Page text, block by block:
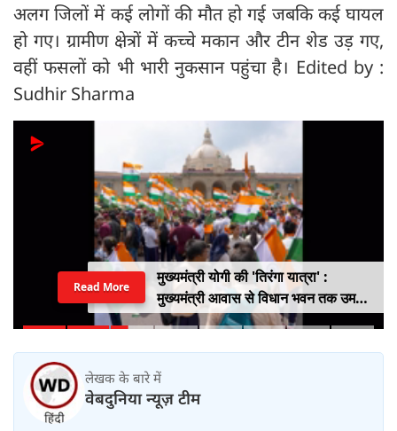
अलग जिलों में कई लोगों की मौत हो गई जबकि कई घायल
हो गए। ग्रामीण क्षेत्रों में कच्चे मकान और टीन शेड उड़ गए,
वहीं फसलों को भी भारी नुकसान पहुंचा है। Edited by :
Sudhir Sharma
मुख्यमंत्री योगी की 'तिरंगा यात्रा' :
मुख्यमंत्री आवास से विधान भवन तक उमड़ा
युवाओं का सैलाब
Read More
लेखक के बारे में
वेबदुनिया न्यूज़ टीम